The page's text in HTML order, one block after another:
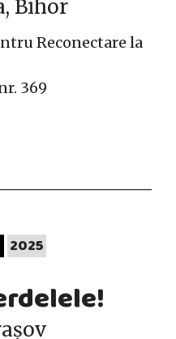
Bihor
Reconectare la
369
2025